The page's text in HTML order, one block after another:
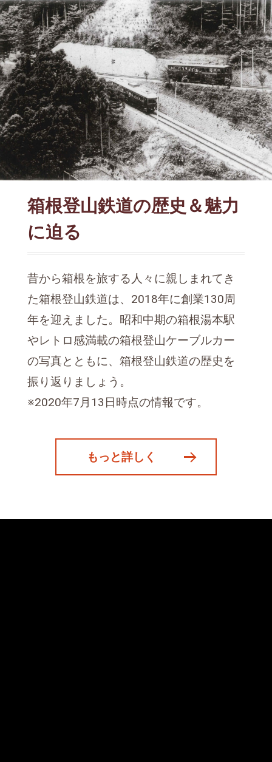
箱根登山鉄道の歴史＆魅力
に迫る
昔から箱根を旅する人々に親しまれてき
た箱根登山鉄道は、2018年に創業130周
年を迎えました。昭和中期の箱根湯本駅
やレトロ感満載の箱根登山ケーブルカー
の写真とともに、箱根登山鉄道の歴史を
振り返りましょう。
※2020年7月13日時点の情報です。
もっと詳しく